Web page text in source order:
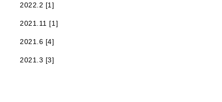
2022.2 [1]
2021.11 [1]
2021.6 [4]
2021.3 [3]